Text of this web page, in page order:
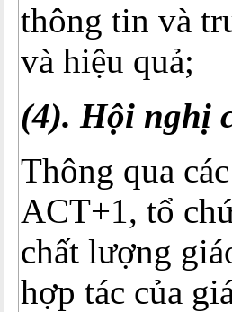
thông tin và
và hiệu quả;
(4). Hội nghị
Thông qua
ACT+1, tổ
chất lượng
hợp tác của